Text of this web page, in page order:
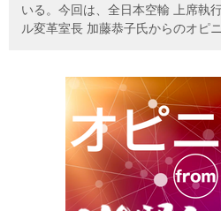
いる。今回は、全日本空輸 上席執
ル変革室長 加藤恭子氏からのオピ